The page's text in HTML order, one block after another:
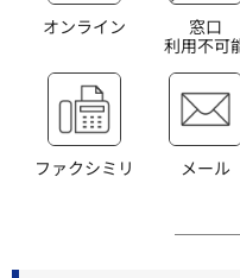
オンライン
窓口
利用不可
ファクシミリ メール